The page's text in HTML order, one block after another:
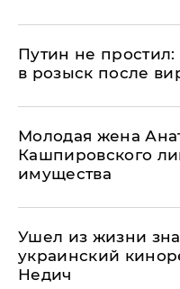
Путин не
в розыск после
Молодая жена
Кашпировского
имущества
Ушел из жизни
украинский
Недич